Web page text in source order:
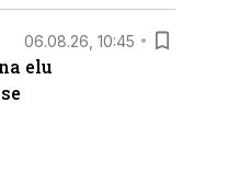
06.08.26, 10:45
elu